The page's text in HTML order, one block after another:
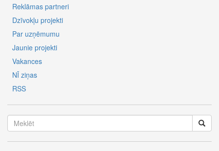
Reklāmas partneri
Dzīvokļu projekti
Par uzņēmumu
Jaunie projekti
Vakances
NĪ ziņas
RSS